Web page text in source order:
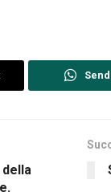
Send